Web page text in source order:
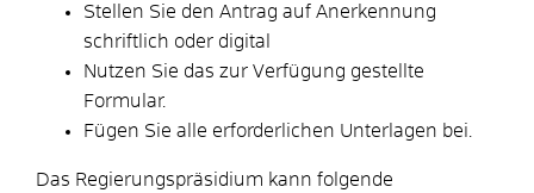
Stellen Sie den Antrag auf Anerkennung
schriftlich oder digital
Nutzen Sie das zur Verfügung gestellte
Formular.
Fügen Sie alle erforderlichen Unterlagen bei.
Das Regierungspräsidium kann folgende